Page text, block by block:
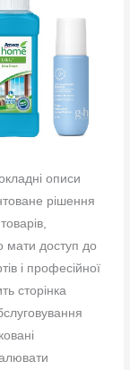
описи
рішення
мати доступ до
і професійної
сторінка